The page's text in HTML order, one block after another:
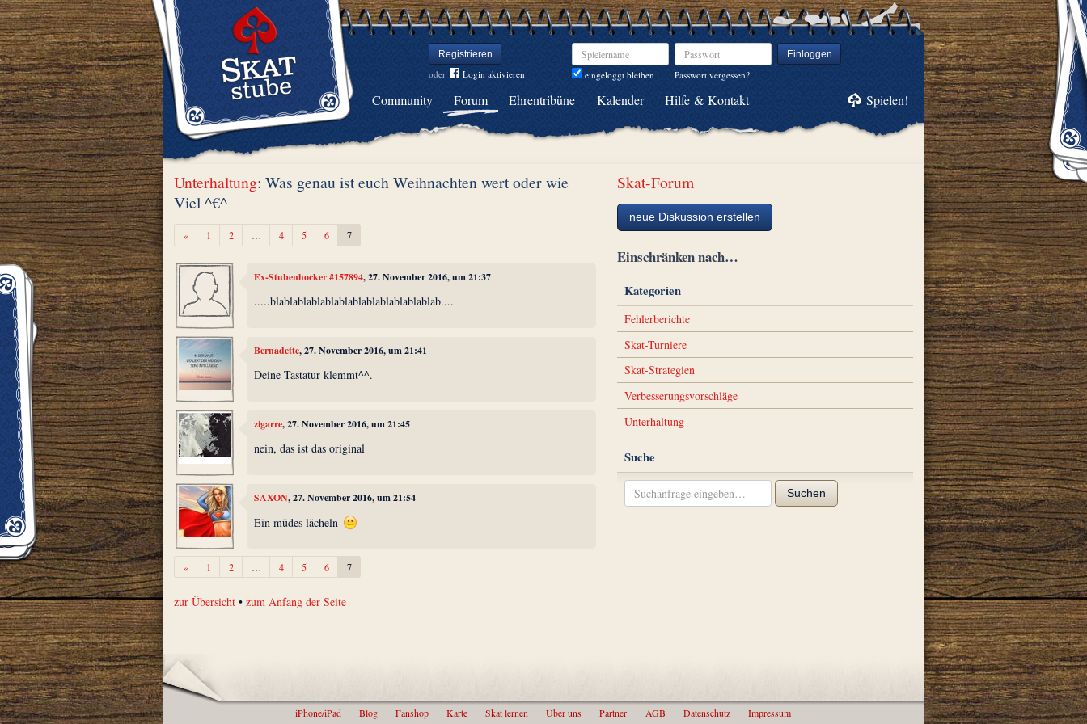
Registrieren
oder Login aktivieren
Spielername
eingeloggt bleiben
Passwort Einloggen
Passwort vergessen?
Community Forum Ehrentribüne Kalender Hilfe & Kontakt Spielen!
Unterhaltung: Was genau ist euch Weihnachten wert oder wie
Viel ^€^
«Zurück1 2 … 4 5 6 7
Ex-Stubenhocker #157894, 27. November 2016, um 21:37
.....blablablablablablablablablablablablab....
Bernadette, 27. November 2016, um 21:41
Deine Tastatur klemmt^^.
zigarre, 27. November 2016, um 21:45
nein, das ist das original
SAXON, 27. November 2016, um 21:54
Ein müdes lächeln
«Zurück1 2 … 4 5 6 7
zur Übersicht •zum Anfang der Seite
Skat-Forum
neue Diskussion erstellen
Einschränken nach…
Kategorien
Fehlerberichte
Skat-Turniere
Skat-Strategien
Verbesserungsvorschläge
Unterhaltung
Suche
Suchen
iPhone/iPad Blog Fanshop Karte Skat lernen Über uns Partner AGB Datenschutz Impressum